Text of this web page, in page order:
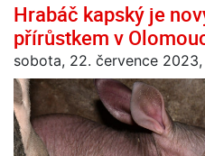
Hrabáč kapský je
přírůstkem v
sobota, 22. července 2023,